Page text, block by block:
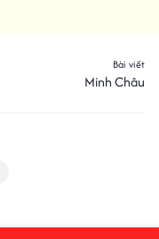
Bài viết
Minh Châu